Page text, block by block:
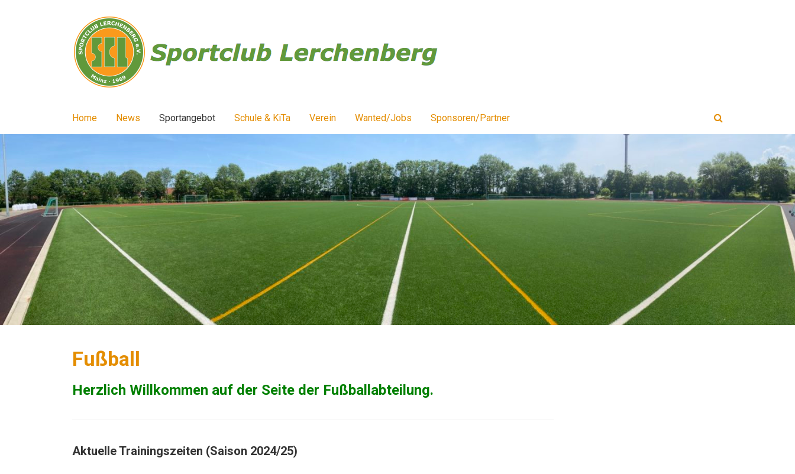
Home News Sportangebot Schule & KiTa Verein Wanted/Jobs Sponsoren/Partner
Fußball
Herzlich Willkommen auf der Seite der Fußballabteilung.
Aktuelle Trainingszeiten (Saison 2024/25)